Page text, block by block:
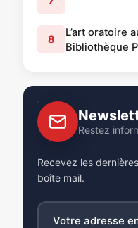
8
L’art oratoire
Bibliothèque
Restez
Recevez les
boîte mail.